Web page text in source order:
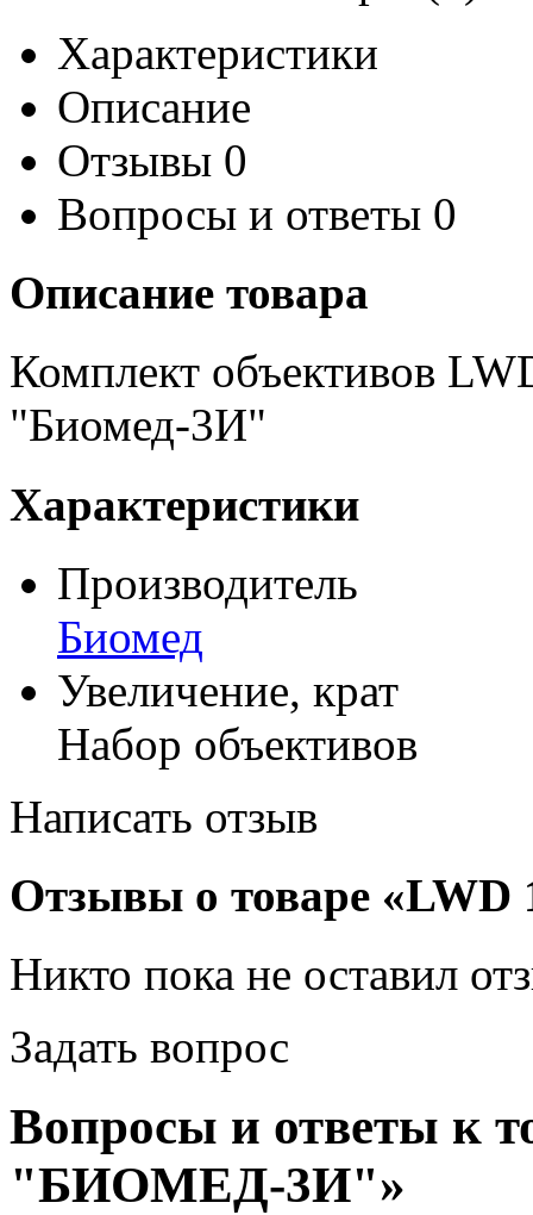
Характеристики
Описание
Отзывы 0
Вопросы и ответы 0
Описание товара
Комплект объективов
"Биомед-3И"
Характеристики
Производитель
Биомед
Увеличение, крат
Набор объективов
Написать отзыв
Отзывы о товаре
Никто пока не оставил
Задать вопрос
Вопросы и ответы к
"БИОМЕД-3И"»